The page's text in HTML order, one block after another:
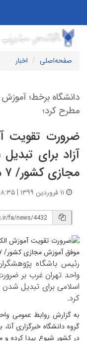
صفحه‌اصلی
اخبار
کرد؛
تقویت
برای
کشور/ ۷ مزیت آموزش غیرحضوری
باشگاه پژوهشگران
تهران غرب بر ضرورت
برای تبدیل شدن
گزارش روابط عمومی واحد
دانشگاه خبرگزاری
کشور شیوع پیدا کرده و